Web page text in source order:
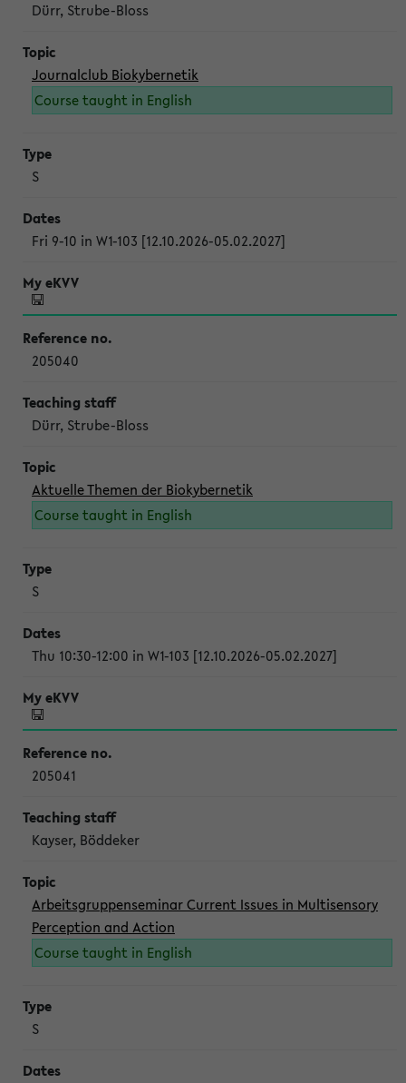
Dürr, Strube-Bloss
Journalclub Biokybernetik
Course taught in English
S
Fri 9-10 in W1-103 [12.10.2026-05.02.2027]
205040
Dürr, Strube-Bloss
Aktuelle Themen der Biokybernetik
Course taught in English
S
Thu 10:30-12:00 in W1-103 [12.10.2026-05.02.2027]
205041
Kayser, Böddeker
Arbeitsgruppenseminar Current Issues in Multisensory
Perception and Action
Course taught in English
S